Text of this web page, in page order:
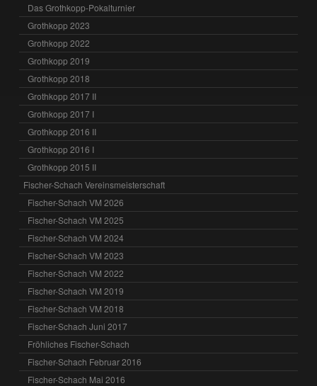
Das Grothkopp-Pokalturnier
Grothkopp 2023
Grothkopp 2022
Grothkopp 2019
Grothkopp 2018
Grothkopp 2017 II
Grothkopp 2017 I
Grothkopp 2016 II
Grothkopp 2016 I
Grothkopp 2015 II
Fischer-Schach Vereinsmeisterschaft
Fischer-Schach VM 2026
Fischer-Schach VM 2025
Fischer-Schach VM 2024
Fischer-Schach VM 2023
Fischer-Schach VM 2022
Fischer-Schach VM 2019
Fischer-Schach VM 2018
Fischer-Schach Juni 2017
Fröhliches Fischer-Schach
Fischer-Schach Februar 2016
Fischer-Schach Mai 2016